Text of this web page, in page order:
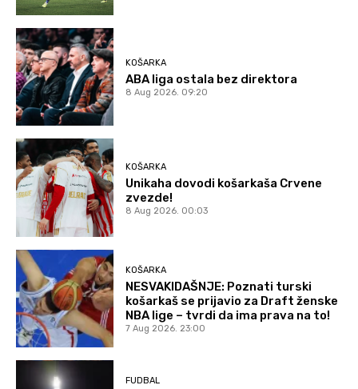
KOŠARKA
ABA liga ostala bez direktora
8 Aug 2026. 09:20
KOŠARKA
Unikaha dovodi košarkaša Crvene
zvezde!
8 Aug 2026. 00:03
KOŠARKA
NESVAKIDAŠNJE: Poznati turski
košarkaš se prijavio za Draft ženske
NBA lige – tvrdi da ima prava na to!
7 Aug 2026. 23:00
FUDBAL